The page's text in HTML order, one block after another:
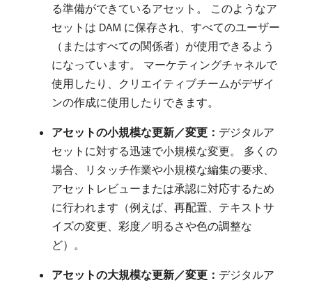
る準備ができているアセット。 このようなア
セットは DAM に保存され、すべてのユーザー
（またはすべての関係者）が使用できるよう
になっています。 マーケティングチャネルで
使用したり、クリエイティブチームがデザイ
ンの作成に使用したりできます。
アセットの小規模な更新／変更： ​デジタルア
セットに対する迅速で小規模な変更。 多くの
場合、リタッチ作業や小規模な編集の要求、
アセットレビューまたは承認に対応するため
に行われます（例えば、再配置、テキストサ
イズの変更、彩度／明るさや色の調整な
ど）。
アセットの大規模な更新／変更： ​デジタルア